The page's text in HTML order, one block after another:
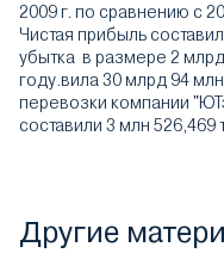
2009 г. по сравнению с
Чистая прибыль
убытка в размере 2
году.вила 30 млрд 94
перевозки компании
составили 3 млн 526,469
Другие